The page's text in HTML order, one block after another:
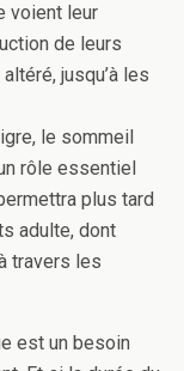
voient leur
de leurs
jusqu’à les
le sommeil
rôle essentiel
plus tard
adulte, dont
travers les
est un besoin